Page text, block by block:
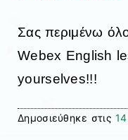
Σας περιμένω
Webex English
yourselves!!!
Δημοσιεύθηκε στις